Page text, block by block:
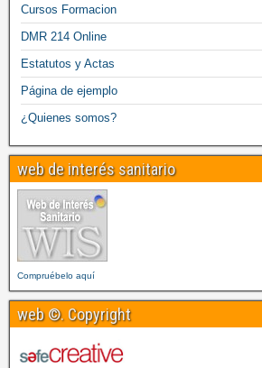
Cursos Formacion
DMR 214 Online
Estatutos y Actas
Página de ejemplo
¿Quienes somos?
web de interés sanitario
Compruébelo aquí
web ©. Copyright